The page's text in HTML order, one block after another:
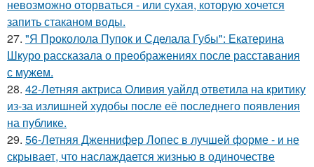
невозможно оторваться - или сухая, которую хочется
запить стаканом воды.
27. "Я Проколола Пупок и Сделала Губы": Екатерина
Шкуро рассказала о преображениях после расставания
с мужем.
28. 42-Летняя актриса Оливия уайлд ответила на критику
из-за излишней худобы после её последнего появления
на публике.
29. 56-Летняя Дженнифер Лопес в лучшей форме - и не
скрывает, что наслаждается жизнью в одиночестве